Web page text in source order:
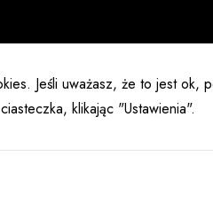
Rozmiar
Kolor
Jeśli uważasz, że to jest
klikając "Ustawienia".